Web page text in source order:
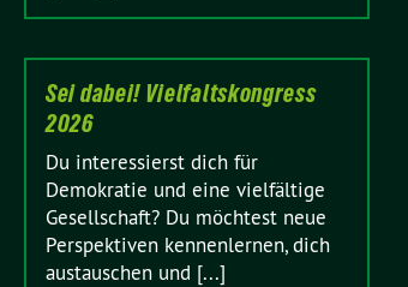
Sei dabei! Vielfaltskongress
2026
Du interessierst dich für
Demokratie und eine vielfältige
Gesellschaft? Du möchtest neue
Perspektiven kennenlernen, dich
austauschen und [...]